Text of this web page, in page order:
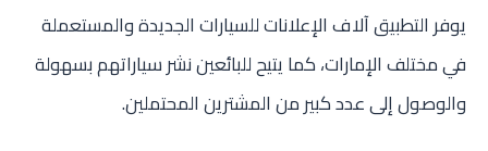
يوفر التطبيق آلاف الإعلانات للسيارات الجديدة والمستعملة
في مختلف الإمارات، كما يتيح للبائعين نشر سياراتهم بسهولة
والوصول إلى عدد كبير من المشترين المحتملين.